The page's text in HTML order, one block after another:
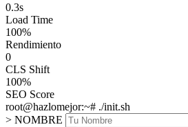
0.3s
Load Time
100%
Rendimiento
0
CLS Shift
100%
SEO Score
root@hazlomejor:~# ./init.sh
> NOMBRE